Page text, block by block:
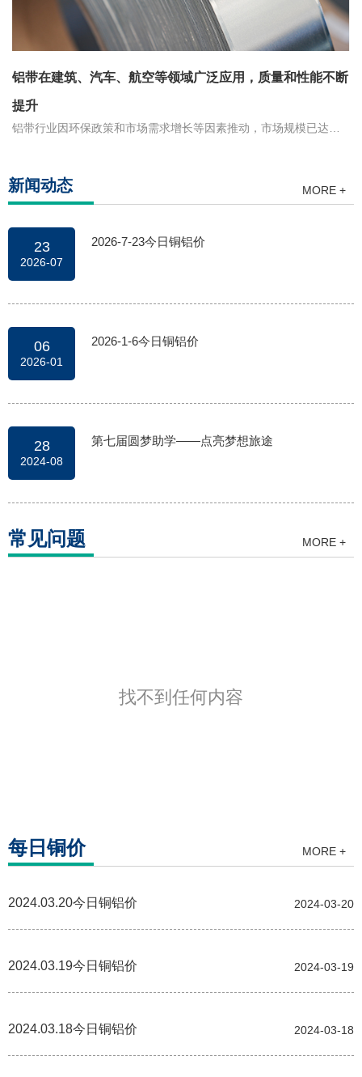
铝带在建筑、汽车、航空等领域广泛应用，质量和性能不断
提升
铝带行业因环保政策和市场需求增长等因素推动，市场规模已达
在不断创新和升级，以满足不断增长的市场需求。铝带的优势包括
轻量化、高强度、防腐蚀、易加工等，使其能够在建筑、汽车、航
新闻动态 MORE +
23
2026-07
2026-7-23今日铜铝价
06
2026-01
2026-1-6今日铜铝价
28
2024-08
第七届圆梦助学——点亮梦想旅途
常见问题 MORE +
找不到任何内容
每日铜价 MORE +
2024-03-20
2024.03.20今日铜铝价
2024-03-19
2024.03.19今日铜铝价
2024-03-18
2024.03.18今日铜铝价